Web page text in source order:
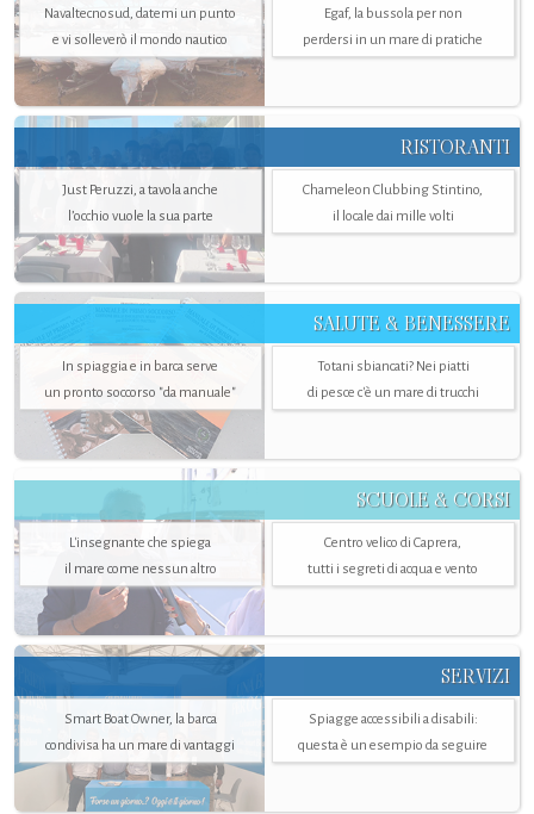
Navaltecnosud, datemi un punto
e vi solleverò il mondo nautico
Egaf, la bussola per non
perdersi in un mare di pratiche
RISTORANTI
Just Peruzzi, a tavola anche
l’occhio vuole la sua parte
Chameleon Clubbing Stintino,
il locale dai mille volti
SALUTE & BENESSERE
In spiaggia e in barca serve
un pronto soccorso "da manuale"
Totani sbiancati? Nei piatti
di pesce c'è un mare di trucchi
SCUOLE & CORSI
L'insegnante che spiega
il mare come nessun altro
Centro velico di Caprera,
tutti i segreti di acqua e vento
SERVIZI
Smart Boat Owner, la barca
condivisa ha un mare di vantaggi
Spiagge accessibili a disabili:
questa è un esempio da seguire